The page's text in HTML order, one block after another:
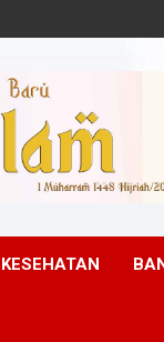
KESEHATAN